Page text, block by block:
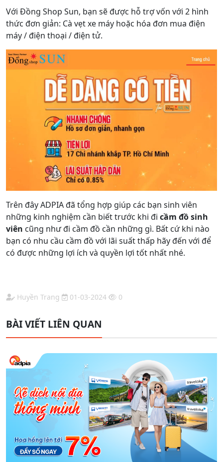
Với Đồng Shop Sun, bạn sẽ được hỗ trợ vốn với 2 hình
thức đơn giản: Cà vẹt xe máy hoặc hóa đơn mua điện
máy / điện thoại / điện tử.
Trên đây ADPIA đã tổng hợp giúp các bạn sinh viên
những kinh nghiệm cần biết trước khi đi cầm đồ sinh
viên cũng như đi cầm đồ cần những gì. Bất cứ khi nào
bạn có nhu cầu cầm đồ với lãi suất thấp hãy đến với để
có được những lợi ích và quyền lợi tốt nhất nhé.
Huyền Trang 01-03-2024 0
BÀI VIẾT LIÊN QUAN